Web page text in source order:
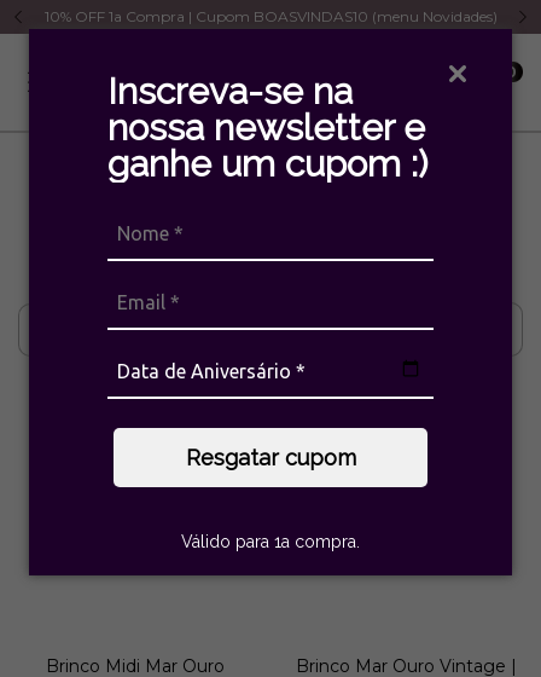
Inscreva-se na
nossa newsletter e
ganhe um cupom :)
Resgatar cupom
Válido para 1a compra.
10% OFF 1a Compra | Cupom BOASVINDAS10 (menu Novidades)
0
Início > Marcas > Hector Albertazzi
>
Hector Albertazzi
Brinco Midi Mar Ouro
Brinco Mar Ouro Vintage |